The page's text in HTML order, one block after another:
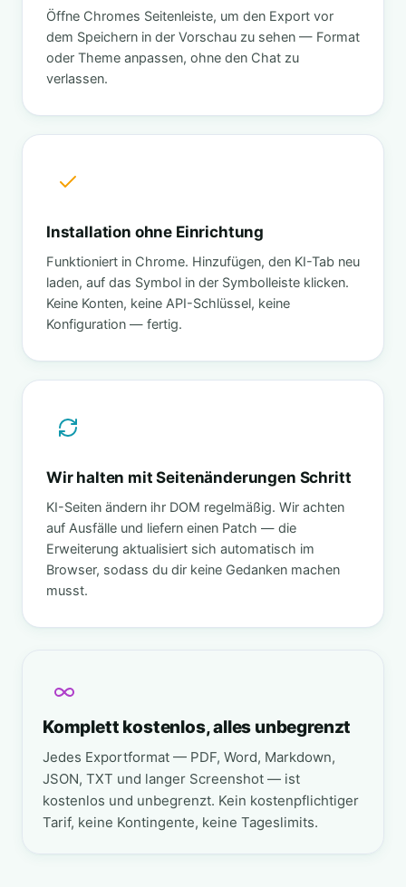
Öffne Chromes Seitenleiste, um den Export vor
dem Speichern in der Vorschau zu sehen — Format
oder Theme anpassen, ohne den Chat zu
verlassen.
Installation ohne Einrichtung
Funktioniert in Chrome. Hinzufügen, den KI-Tab neu
laden, auf das Symbol in der Symbolleiste klicken.
Keine Konten, keine API-Schlüssel, keine
Konfiguration — fertig.
Wir halten mit Seitenänderungen Schritt
KI-Seiten ändern ihr DOM regelmäßig. Wir achten
auf Ausfälle und liefern einen Patch — die
Erweiterung aktualisiert sich automatisch im
Browser, sodass du dir keine Gedanken machen
musst.
Komplett kostenlos, alles unbegrenzt
Jedes Exportformat — PDF, Word, Markdown,
JSON, TXT und langer Screenshot — ist
kostenlos und unbegrenzt. Kein kostenpflichtiger
Tarif, keine Kontingente, keine Tageslimits.